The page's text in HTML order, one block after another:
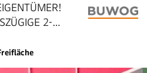
2-
LOGGIA UND
AUF DER